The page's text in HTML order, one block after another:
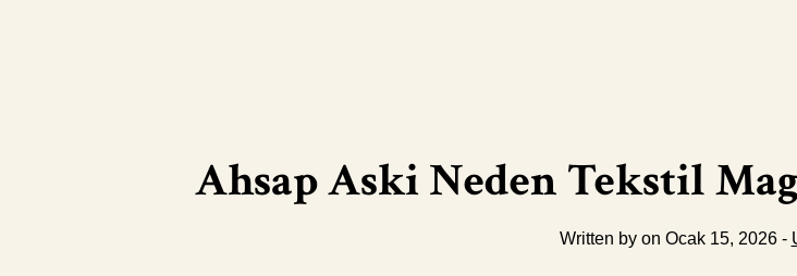
Ahsap Aski Neden Tekstil
Written by on Ocak 15, 2026 -